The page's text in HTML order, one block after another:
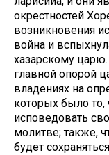
окрестностей
возникновения
война и
хазарскому
главной опорой
владениях на
которых было то,
исповедовать
молитве; также,
будет